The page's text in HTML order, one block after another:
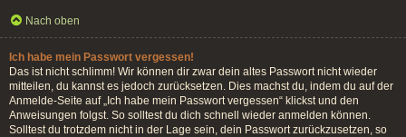
Nach oben
Ich habe mein Passwort vergessen!
Das ist nicht schlimm! Wir können dir zwar dein altes Passwort nicht wieder
mitteilen, du kannst es jedoch zurücksetzen. Dies machst du, indem du auf der
Anmelde-Seite auf „Ich habe mein Passwort vergessen“ klickst und den
Anweisungen folgst. So solltest du dich schnell wieder anmelden können.
Solltest du trotzdem nicht in der Lage sein, dein Passwort zurückzusetzen, so